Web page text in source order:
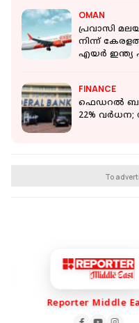
OMAN
പ്രവാസി
നിന്ന്
എയർ
FINANCE
ഫെഡറല്‍
22% വര്‍ധന;
To
Reporter Middle